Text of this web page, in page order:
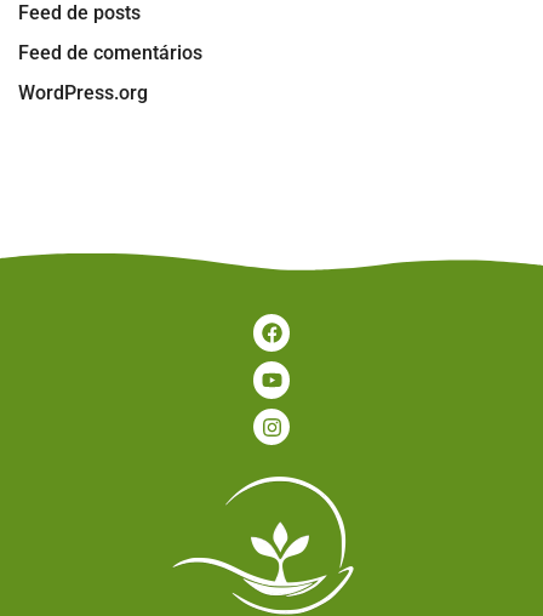
Feed de posts
Feed de comentários
WordPress.org